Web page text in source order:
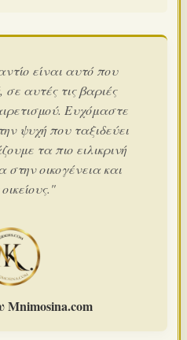
είναι αυτό που
σε αυτές τις βαριές
Ευχόμαστε
ψυχή που ταξιδεύει
τα πιο ειλικρινή
στην οικογένεια και